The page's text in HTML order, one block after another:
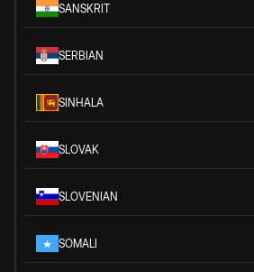
SANSKRIT
SERBIAN
SINHALA
SLOVAK
SLOVENIAN
SOMALI